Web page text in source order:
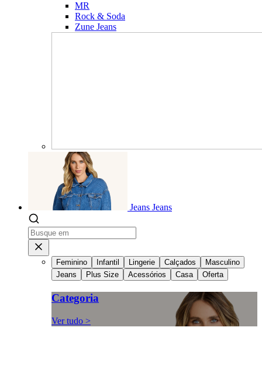
MR
Rock & Soda
Zune Jeans
Jeans Jeans
Feminino Infantil Lingerie Calçados
Masculino
Jeans
Plus Size Acessórios Casa Oferta
Categoria
Ver tudo >